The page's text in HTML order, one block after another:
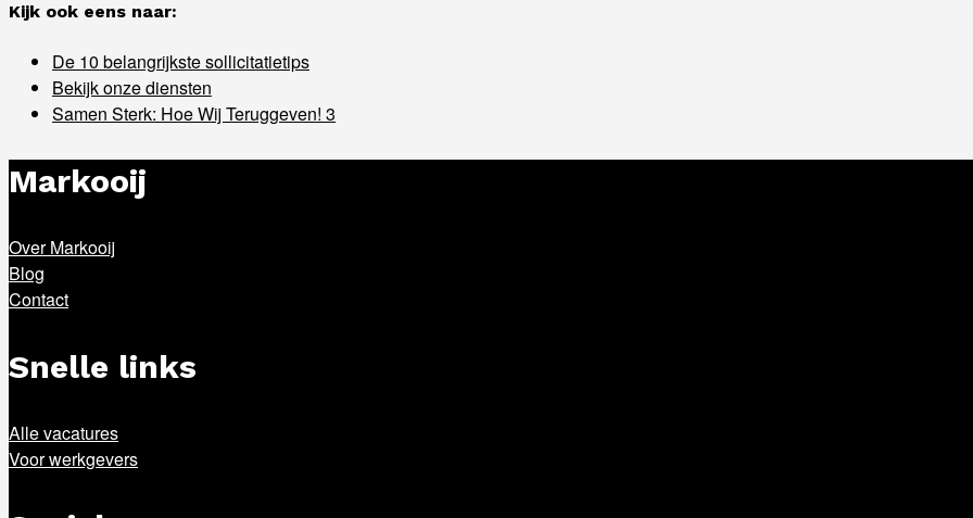
Kijk ook eens naar:
De 10 belangrijkste sollicitatietips
Bekijk onze diensten
Samen Sterk: Hoe Wij Teruggeven! 3
Markooij
Over Markooij
Blog
Contact
Snelle links
Alle vacatures
Voor werkgevers